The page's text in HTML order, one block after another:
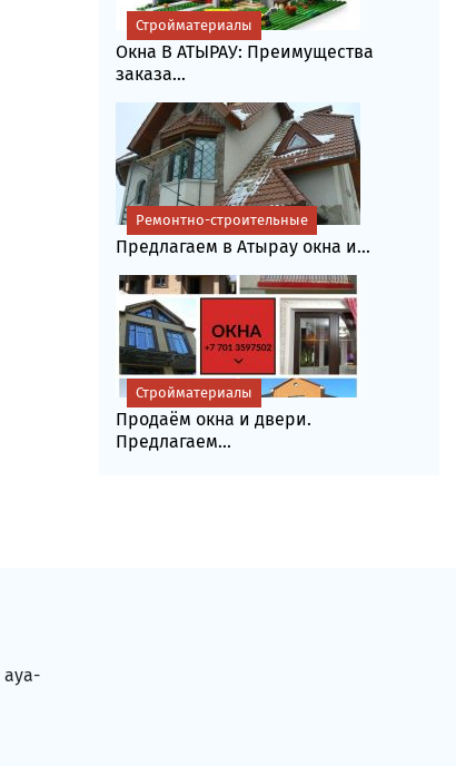
Окна В АТЫРАУ: Преимущества
заказа...
Стройматериалы
Предлагаем в Атырау окна и...
Ремонтно-строительные
Продаём окна и двери.
Предлагаем...
Стройматериалы
ауа-